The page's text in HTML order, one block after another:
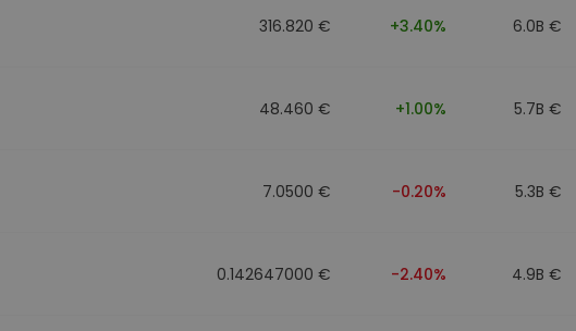
316.820 € +3.40% 6.0B €
48.460 € +1.00% 5.7B €
7.0500 € -0.20% 5.3B €
0.142647000 € -2.40% 4.9B €